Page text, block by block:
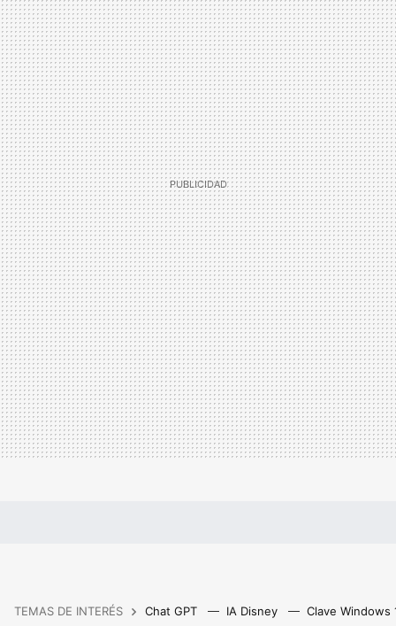
TEMAS DE INTERÉS Chat GPT IA Disney Clave Windows